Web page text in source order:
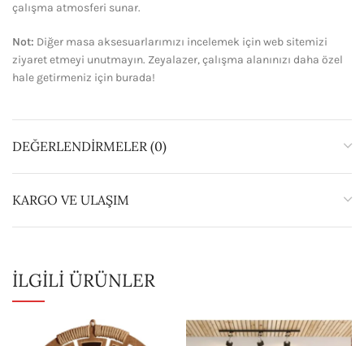
çalışma atmosferi sunar.
Not: Diğer masa aksesuarlarımızı incelemek için web sitemizi
ziyaret etmeyi unutmayın. Zeyalazer, çalışma alanınızı daha özel
hale getirmeniz için burada!
DEĞERLENDIRMELER (0)
KARGO VE ULAŞIM
İLGILI ÜRÜNLER